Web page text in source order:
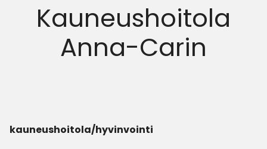
Kauneushoitola
Anna-Carin
kauneushoitola/hyvinvointi